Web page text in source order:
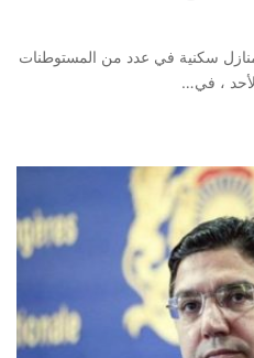
سكنية في عدد من المستوطنات
، في…